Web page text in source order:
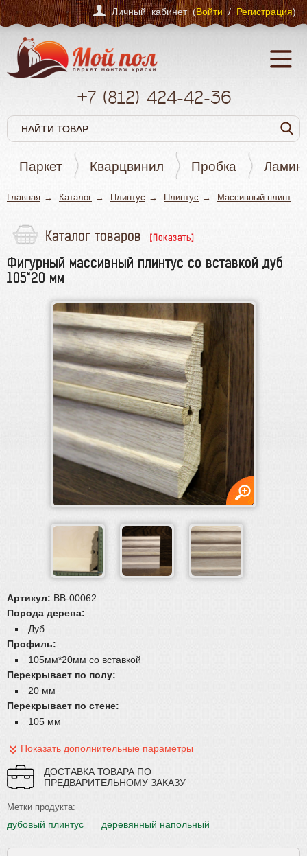
Личный кабинет (Войти/Регистрация)
+7 (812) 424-42-36
Паркет Кварцвинил Пробка
Главная Каталог Плинтус Плинтус Массивный плинтус
Каталог товаров
Паркет
Кварцвинил
Ламинат
Плинтус
Плинтус
Плинтус МДФ
Гибкий плинтус
Массивный плинтус
Шпонированный плинтус
Плинтус ламинированный (пленочный)
Пороги и уголки
Обвязка труб, решетки
Паркетная химия
Масла и краски
Инструмент и расходные материалы
Фигурный массивный плинтус со вставкой дуб
105*20 мм
Артикул: BB-00062
Порода дерева:
Дуб
Профиль:
105мм*20мм со вставкой
Перекрывает по полу:
20 мм
Перекрывает по стене:
105 мм
Показать дополнительные параметры
ДОСТАВКА ТОВАРА ПО
ПРЕДВАРИТЕЛЬНОМУ ЗАКАЗУ
Метки продукта:
дубовый плинтус
деревянный напольный